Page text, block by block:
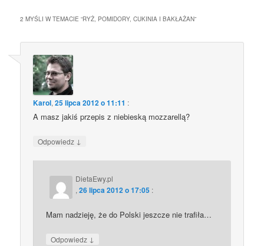
2 MYŚLI W TEMACIE “RYŻ, POMIDORY, CUKINIA I BAKŁAŻAN”
Karol,25 lipca 2012 o 11:11 :
A masz jakiś przepis z niebieską mozzarellą?
Odpowiedz ↓
DietaEwy.pl
,26 lipca 2012 o 17:05 :
Mam nadzieję, że do Polski jeszcze nie trafiła…
Odpowiedz ↓